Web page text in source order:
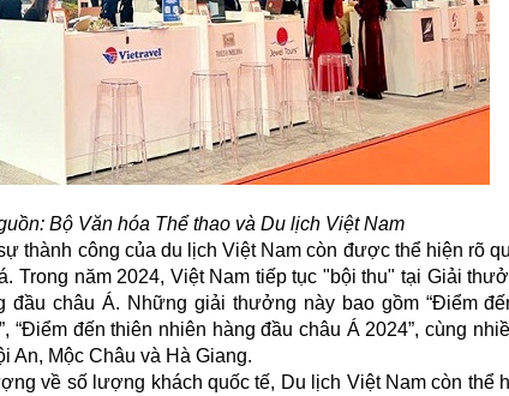
Bộ Văn hóa Thể thao và Du lịch Việt Nam
thành công của du lịchViệt Namcòn được thể hiện rõ
Trong năm 2024, Việt Nam tiếp tục "bội thu" tại Giải
châu Á. Những giải thưởng này bao gồm “Điểm
“Điểm đến thiên nhiên hàng đầu châu Á 2024”, cùng
An, Mộc Châu và Hà Giang.
về số lượng khách quốc tế, Du lịch Việt Nam còn thể